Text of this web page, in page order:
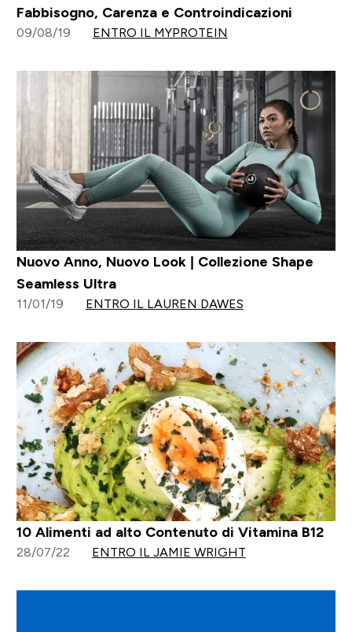
Fabbisogno, Carenza e Controindicazioni
09/08/19 ENTRO IL MYPROTEIN
Nuovo Anno, Nuovo Look | Collezione Shape
Seamless Ultra
11/01/19 ENTRO IL LAUREN DAWES
10 Alimenti ad alto Contenuto di Vitamina B12
28/07/22 ENTRO IL JAMIE WRIGHT